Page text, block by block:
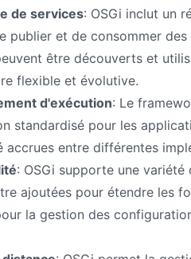
de services: OSGi inclut un
publier et de consommer
être découverts et
flexible et évolutive.
d'exécution: Le
standardisé pour les
accrues entre différentes
: OSGi supporte une
ajoutées pour étendre les
la gestion des